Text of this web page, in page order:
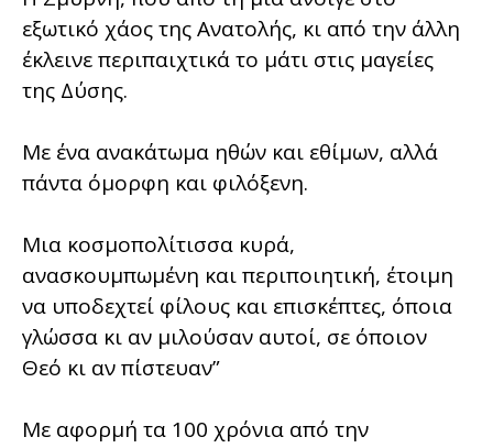
εξωτικό χάος της Ανατολής, κι από την άλλη
έκλεινε περιπαιχτικά το μάτι στις μαγείες
της Δύσης.
Με ένα ανακάτωμα ηθών και εθίμων, αλλά
πάντα όμορφη και φιλόξενη.
Μια κοσμοπολίτισσα κυρά,
ανασκουμπωμένη και περιποιητική, έτοιμη
να υποδεχτεί φίλους και επισκέπτες, όποια
γλώσσα κι αν μιλούσαν αυτοί, σε όποιον
Θεό κι αν πίστευαν”
Με αφορμή τα 100 χρόνια από την